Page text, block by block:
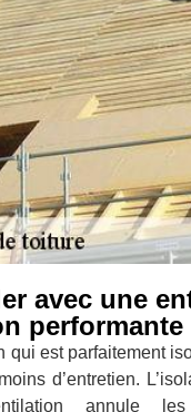
avec une
performante
qui est parfaitement
d’entretien.
annule